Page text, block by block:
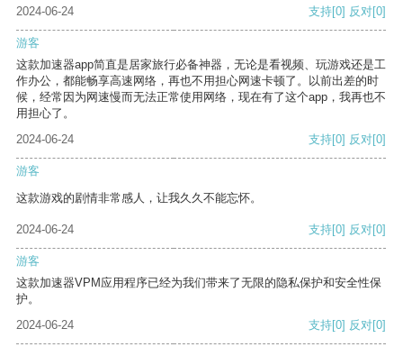
2024-06-24 支持[0] 反对[0]
游客
这款加速器app简直是居家旅行必备神器，无论是看视频、玩游戏还是工
作办公，都能畅享高速网络，再也不用担心网速卡顿了。以前出差的时
候，经常因为网速慢而无法正常使用网络，现在有了这个app，我再也不
用担心了。
2024-06-24
支持[0] 反对[0]
游客
这款游戏的剧情非常感人，让我久久不能忘怀。
2024-06-24 支持[0] 反对[0]
游客
这款加速器VPM应用程序已经为我们带来了无限的隐私保护和安全性保
护。
2024-06-24
支持[0] 反对[0]